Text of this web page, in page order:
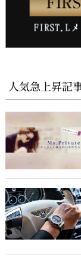
人気急上昇記